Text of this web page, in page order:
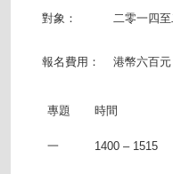
對象： 二零一四
報名費用： 港幣六百
專題 時間
一 1400 – 1515